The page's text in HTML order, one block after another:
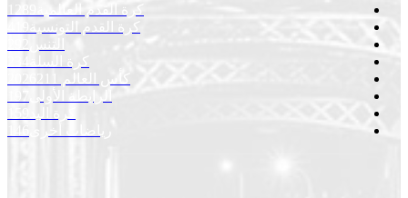
كرة القدم العالمية
1289
كرة القدم التونسية
419
كرة السلة 234
كأس العالم 2026
الرابطة الأولى
197
159
رياضات أخرى
146